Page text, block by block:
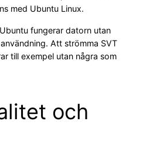
med Ubuntu Linux.
fungerar datorn utan
Att strömma SVT
till exempel utan några som
och